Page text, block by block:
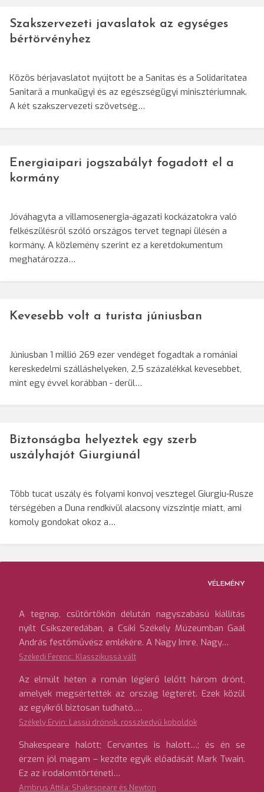
Szakszervezeti javaslatok az egységes
bértörvényhez
Közös bérjavaslatot nyújtott be a Sanitas és a Solidaritatea
Sanitară a munkaügyi és az egészségügyi minisztériumnak.
A két szakszervezeti szövetség…
Energiaipari jogszabályt fogadott el a
kormány
Jóváhagyta a villamosenergia-ágazati kockázatokra való
felkészülésről szóló országos tervet tegnapi ülésén a
kormány. A közlemény szerint ez a keretdokumentum
meghatározza…
Kevesebb volt a turista júniusban
Júniusban 1 millió 269 ezer vendéget fogadtak a romániai
kereskedelmi szálláshelyeken, 2,5 százalékkal kevesebbet,
mint egy évvel korábban - derül…
Biztonságba helyeztek egy szerb
uszályhajót Giurgiunál
Több tucat uszály és folyami konvoj vesztegel Giurgiu-Rusze
térségében a Duna rendkívül alacsony vízszintje miatt, ami
komoly gondokat okoz a…
VÉLEMÉNY
A tegnap, csütörtökön délután nagyszabású kiállítás
nyílt Csíkszeredában, a Csíki Székely Múzeumban Gaál
András festőművész emlékére. A Nagy Imre, Nagy…
Székedi Ferenc: Klasszikussá vált
Az elmúlt héten a román légierő lelőtt három drónt,
amelyek megsértették az ország légterét. Ezek közül
az egyikről biztosan tudható,…
Székely Ervin: Lassú drónok, rosszkedvű koboldok
Shakespeare halott; Cervantes is halott…; és én se
érzem jól magam – kezdte egyik előadását Mark Twain.
Ez az irodalomtörténeti…
Ambrus Attila: Shakespeare és Newton